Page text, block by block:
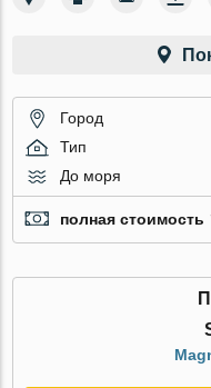
Город
Тип
До моря
полная стоимость